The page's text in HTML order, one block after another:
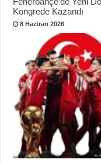
Kongrede Kazandı
8 Haziran 2026